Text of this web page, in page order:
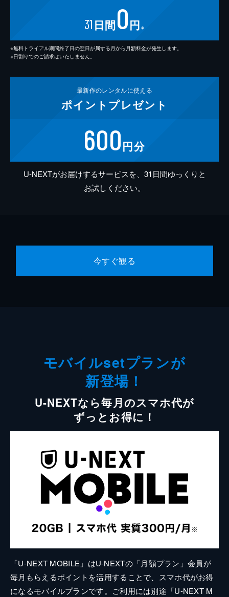
31 日間0円 ※
※無料トライアル期間終了日の翌日が属する月から月額料金が発生します。
※日割りでのご請求はいたしません。
最新作のレンタルに使える
ポイント プレゼント
600円分
U-NEXTがお届けするサービスを、31日間ゆっくりと
お試しください。
今すぐ観る
モバイルsetプランが
新登場！
U-NEXTなら毎月のスマホ代が
ずっとお得に！
「U-NEXT MOBILE」はU-NEXTの「月額プラン」会員が
毎月もらえるポイントを活用することで、スマホ代がお得
になるモバイルプランです。ご利用には別途「U-NEXT M